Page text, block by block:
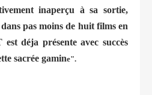
inaperçu à sa sortie,
pas moins de huit films en
déja présente avec succès
sacrée gamine".